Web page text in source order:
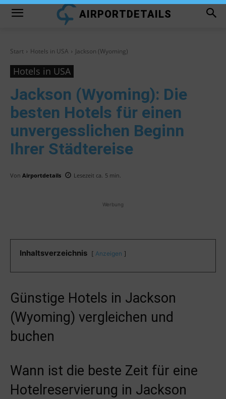
AIRPORTDETAILS
Start Hotels in USA Jackson (Wyoming)
Hotels in USA
Jackson (Wyoming): Die
besten Hotels für einen
unvergesslichen Beginn
Ihrer Städtereise
Von Airportdetails Lesezeit ca. 5 min.
Werbung
Inhaltsverzeichnis Anzeigen
Günstige Hotels in Jackson
(Wyoming) vergleichen und
buchen
Wann ist die beste Zeit für eine
Hotelreservierung in Jackson